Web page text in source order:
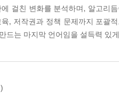
장에 급속히 보급되면서 문학
위 인용(환각, hallucination), 인지
텍스트를 충분히 감지하지 못하
걸친 변화를 분석하며, 알고리
, 저작권과 정책 문제까지 포괄
드는 마지막 언어임을 설득력 있